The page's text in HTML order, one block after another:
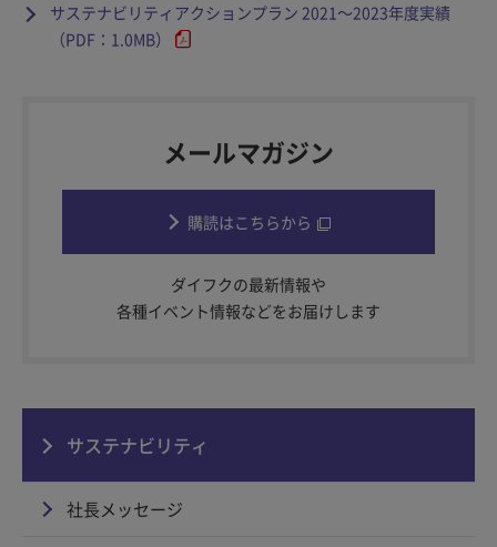
サステナビリティアクションプラン 2021～2023年度実績
（PDF：1.0MB）
メールマガジン
購読はこちらから
ダイフクの最新情報や
各種イベント情報などをお届けします
サステナビリティ
社長メッセージ